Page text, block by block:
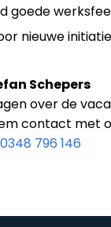
goede
nieuwe
Schepers
over de
contact met
0348 796 146